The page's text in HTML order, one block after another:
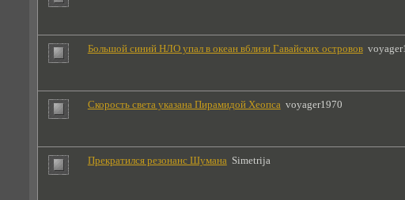
Большой синий НЛО упал в океан вблизи Гавайских островов
Скорость света указана Пирамидой Хеопса voyager1970
Прекратился резонанс Шумана Simetrija